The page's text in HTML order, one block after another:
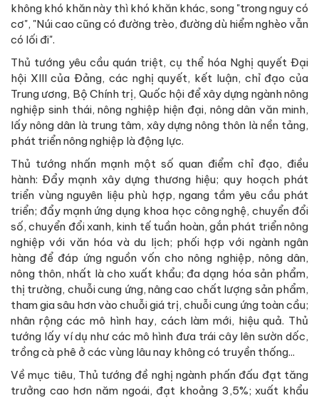
không khó khăn này thì khó khăn khác, song "trong nguy có
cơ", "Núi cao cũng có đường trèo, đường dù hiểm nghèo vẫn
có lối đi".
Thủ tướng yêu cầu quán triệt, cụ thể hóa Nghị quyết Đại
hội XIII của Đảng, các nghị quyết, kết luận, chỉ đạo của
Trung ương, Bộ Chính trị, Quốc hội để xây dựng ngành nông
nghiệp sinh thái, nông nghiệp hiện đại, nông dân văn minh,
lấy nông dân là trung tâm, xây dựng nông thôn là nền tảng,
phát triển nông nghiệp là động lực.
Thủ tướng nhấn mạnh một số quan điểm chỉ đạo, điều
hành: Đẩy mạnh xây dựng thương hiệu; quy hoạch phát
triển vùng nguyên liệu phù hợp, ngang tầm yêu cầu phát
triển; đẩy mạnh ứng dụng khoa học công nghệ, chuyển đổi
số, chuyển đổi xanh, kinh tế tuần hoàn, gắn phát triển nông
nghiệp với văn hóa và du lịch; phối hợp với ngành ngân
hàng để đáp ứng nguồn vốn cho nông nghiệp, nông dân,
nông thôn, nhất là cho xuất khẩu; đa dạng hóa sản phẩm,
thị trường, chuỗi cung ứng, nâng cao chất lượng sản phẩm,
tham gia sâu hơn vào chuỗi giá trị, chuỗi cung ứng toàn cầu;
nhân rộng các mô hình hay, cách làm mới, hiệu quả. Thủ
tướng lấy ví dụ như các mô hình đưa trái cây lên sườn dốc,
trồng cà phê ở các vùng lâu nay không có truyền thống...
Về mục tiêu, Thủ tướng đề nghị ngành phấn đấu đạt tăng
trưởng cao hơn năm ngoái, đạt khoảng 3,5%; xuất khẩu